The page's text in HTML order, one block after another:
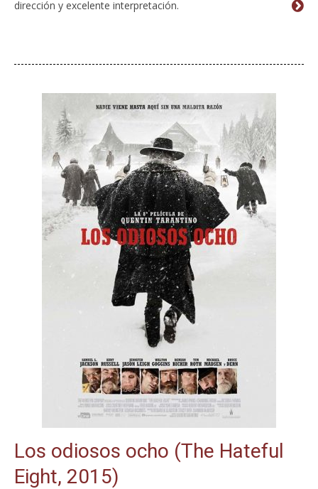
dirección y excelente interpretación.
Los odiosos ocho (The Hateful
Eight, 2015)